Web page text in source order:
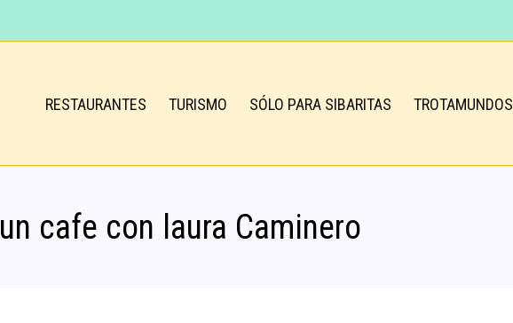
RESTAURANTES TURISMO SÓLO PARA SIBARITAS TROTAMUNDOS
un cafe con laura Caminero